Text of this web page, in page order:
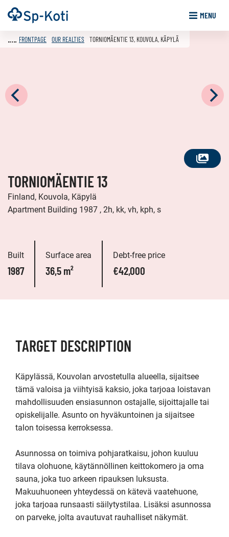
Go
to
Frontpage MENU
SEE
FRONTPAGE OUR REALTIES TORNIOMÄENTIE 13, KOUVOLA, KÄPYLÄ
TORNIOMÄENTIE 13
Finland, Kouvola, Käpylä
Apartment Building 1987 , 2h, kk, vh, kph, s
Built
1987
Surface area
36,5 m²
Debt-free price
€42,000
TARGET DESCRIPTION
Käpylässä, Kouvolan arvostetulla alueella, sijaitsee
tämä valoisa ja viihtyisä kaksio, joka tarjoaa loistavan
mahdollisuuden ensiasunnon ostajalle, sijoittajalle tai
opiskelijalle. Asunto on hyväkuntoinen ja sijaitsee
talon toisessa kerroksessa.
Asunnossa on toimiva pohjaratkaisu, johon kuuluu
tilava olohuone, käytännöllinen keittokomero ja oma
sauna, joka tuo arkeen ripauksen luksusta.
Makuuhuoneen yhteydessä on kätevä vaatehuone,
joka tarjoaa runsaasti säilytystilaa. Lisäksi asunnossa
on parveke, jolta avautuvat rauhalliset näkymät.